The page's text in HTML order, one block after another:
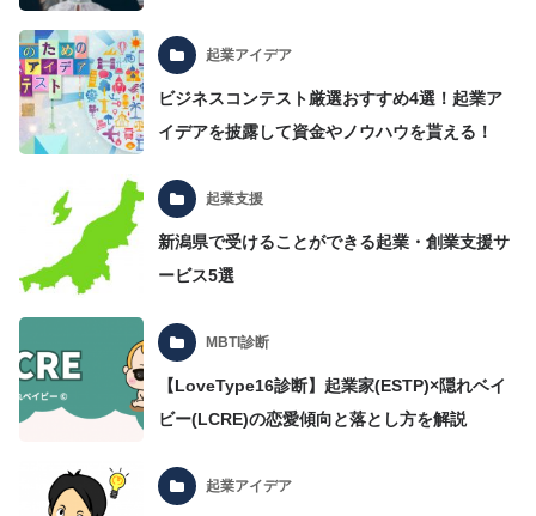
起業アイデア
ビジネスコンテスト厳選おすすめ4選！起業ア
イデアを披露して資金やノウハウを貰える！
起業支援
新潟県で受けることができる起業・創業支援サ
ービス5選
MBTI診断
【LoveType16診断】起業家(ESTP)×隠れベイ
ビー(LCRE)の恋愛傾向と落とし方を解説
起業アイデア